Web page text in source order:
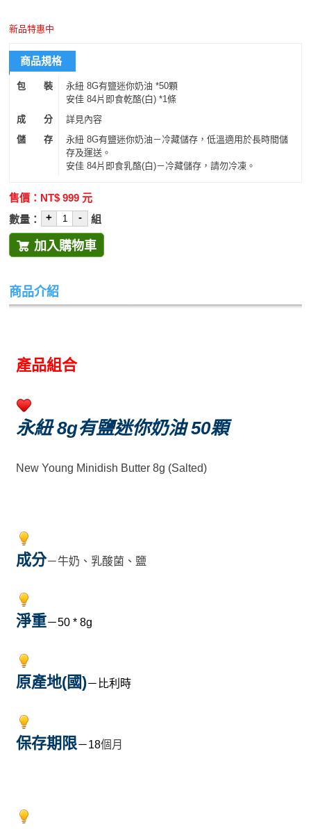
新品特惠中
商品規格
包 裝
永紐 8G有鹽迷你奶油 *50顆
安佳 84片即食乾酪(白) *1條
成 分
詳見內容
儲 存
永紐 8G有鹽迷你奶油－冷藏儲存，低溫適用於長時間儲
存及運送。
安佳 84片即食乳酪(白)－冷藏儲存，請勿冷凍。
售價：NT$999 元
數量：
+ - 組
加入購物車
商品介紹
產品組合
永紐 8g有鹽迷你奶油 50顆
New Young Minidish Butter 8g (Salted)
成分－牛奶、乳酸菌、鹽
淨重－50 * 8g
原產地(國)－比利時
保存期限－18個月